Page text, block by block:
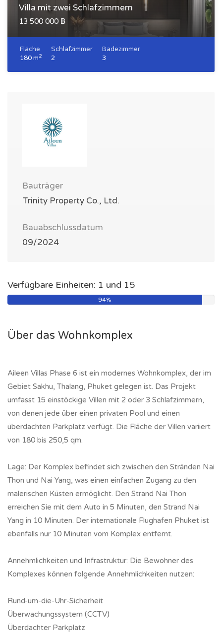
Villa mit zwei Schlafzimmern
13 500 000 ฿
Fläche
180 m2
Schlafzimmer
2
Badezimmer
3
Bauträger
Trinity Property Co., Ltd.
Bauabschlussdatum
09/2024
Verfügbare Einheiten: 1 und 15
94%
Über das Wohnkomplex
Aileen Villas Phase 6 ist ein modernes Wohnkomplex, der im
Gebiet Sakhu, Thalang, Phuket gelegen ist. Das Projekt
umfasst 15 einstöckige Villen mit 2 oder 3 Schlafzimmern,
von denen jede über einen privaten Pool und einen
überdachten Parkplatz verfügt. Die Fläche der Villen variiert
von 180 bis 250,5 qm.
Lage: Der Komplex befindet sich zwischen den Stränden Nai
Thon und Nai Yang, was einen einfachen Zugang zu den
malerischen Küsten ermöglicht. Den Strand Nai Thon
erreichen Sie mit dem Auto in 5 Minuten, den Strand Nai
Yang in 10 Minuten. Der internationale Flughafen Phuket ist
ebenfalls nur 10 Minuten vom Komplex entfernt.
Annehmlichkeiten und Infrastruktur: Die Bewohner des
Komplexes können folgende Annehmlichkeiten nutzen:
Rund-um-die-Uhr-Sicherheit
Überwachungssystem (CCTV)
Überdachter Parkplatz